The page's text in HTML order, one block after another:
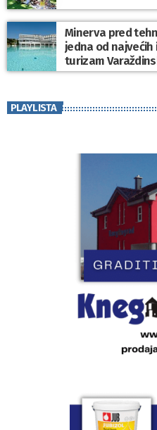
Minerva pred
jedna od
turizam
PLAYLISTA